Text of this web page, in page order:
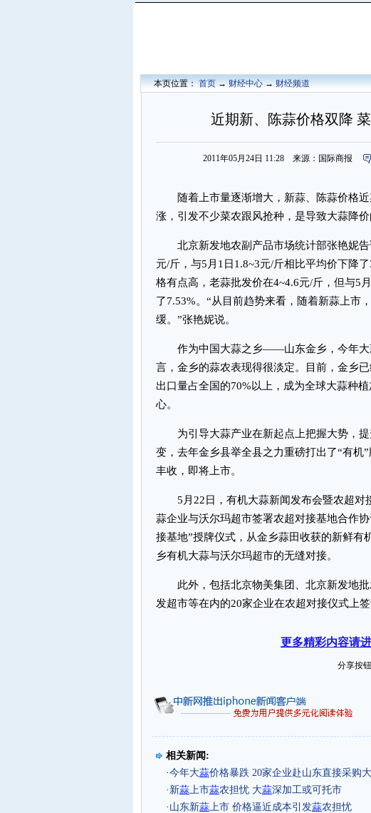
本页位置：首页→财经中心→财经频道
近期新、陈蒜价格双降
2011年05月24日 11:28 来源：国际商报
随着上市量逐渐增大，新蒜、陈蒜价格近
涨，引发不少菜农跟风抢种，是导致大蒜降价
北京新发地农副产品市场统计部张艳妮告
元/斤，与5月1日1.8~3元/斤相比平均价下降
格有点高，老蒜批发价在4~4.6元/斤，但与5
了7.53%。“从目前趋势来看，随着新蒜上市
缓。”张艳妮说。
作为中国大蒜之乡——山东金乡，今年大
言，金乡的蒜农表现得很淡定。目前，金乡
出口量占全国的70%以上，成为全球大蒜种
心。
为引导大蒜产业在新起点上把握大势，提
变，去年金乡县举全县之力重磅打出了“有机
丰收，即将上市。
5月22日，有机大蒜新闻发布会暨农超对
蒜企业与沃尔玛超市签署农超对接基地合作
接基地”授牌仪式，从金乡蒜田收获的新鲜有
乡有机大蒜与沃尔玛超市的无缝对接。
此外，包括北京物美集团、北京新发地批
发超市等在内的20家企业在农超对接仪式上
更多精彩内容请
分享按钮
相关新闻:
·今年大蒜价格暴跌 20家企业赴山东直接采购大
· 新蒜上市蒜农担忧 大蒜深加工或可托市
· 山东新蒜上市 价格逼近成本引发蒜农担忧